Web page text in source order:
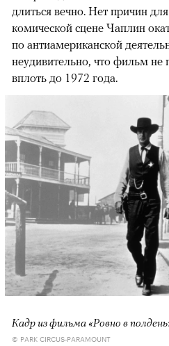
длиться вечно. Нет причин
комической сцене Чаплин
по антиамериканской
неудивительно, что фильм
вплоть до 1972 года.
Кадр из фильма «Ровно в
© PARK CIRCUS-PARAMOUNT